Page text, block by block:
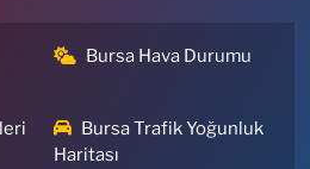
Bursa Hava Durumu
Bursa Trafik Yoğunluk
Haritası